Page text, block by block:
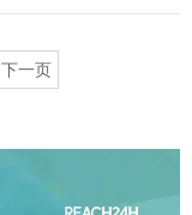
下一页